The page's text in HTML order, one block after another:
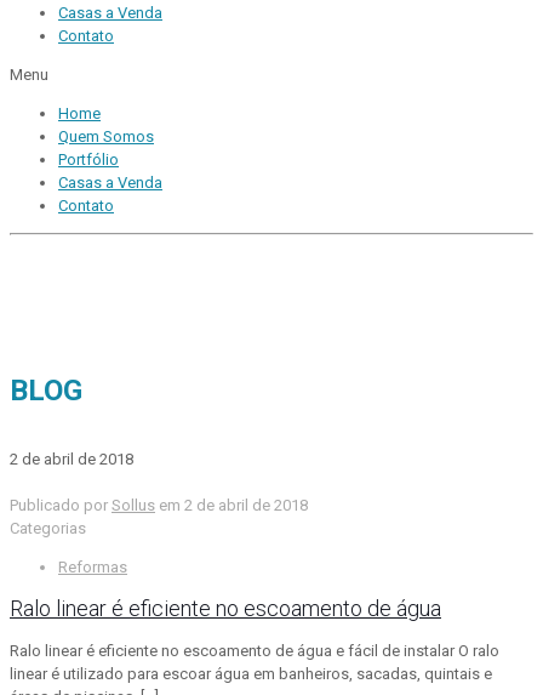
Casas a Venda
Contato
Menu
Home
Quem Somos
Portfólio
Casas a Venda
Contato
BLOG
2 de abril de 2018
Publicado por Sollus em 2 de abril de 2018
Categorias
Reformas
Ralo linear é eficiente no escoamento de água
Ralo linear é eficiente no escoamento de água e fácil de instalar O ralo
linear é utilizado para escoar água em banheiros, sacadas, quintais e